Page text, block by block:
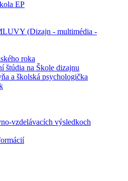
EP
(Dizajn - multimédia -
roka
štúdia na Škole dizajnu
a školská psychologička
vzdelávacích výsledkoch